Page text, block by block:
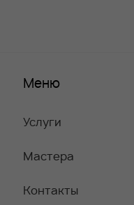
Меню
Услуги
Мастера
Контакты